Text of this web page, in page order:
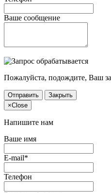
Ваше сообщение
Пожалуйста, подождите, Ваш
Отправить
Закрыть
×Close
Напишите нам
Ваше имя
E-mail*
Телефон